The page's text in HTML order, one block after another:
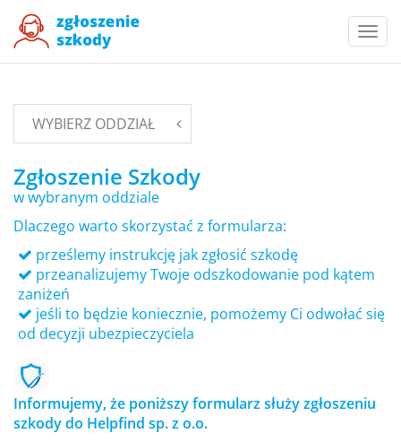
WYBIERZ ODDZIAŁ
Zgłoszenie Szkody
w wybranym oddziale
Dlaczego warto skorzystać z formularza:
prześlemy instrukcję jak zgłosić szkodę
przeanalizujemy Twoje odszkodowanie pod kątem
zaniżeń
jeśli to będzie koniecznie, pomożemy Ci odwołać się
od decyzji ubezpieczyciela
Informujemy, że poniższy formularz służy zgłoszeniu
szkody do Helpfind sp. z o.o.